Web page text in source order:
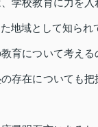
学校教育に力を入
地域として知られ
育について考え
存在についても把